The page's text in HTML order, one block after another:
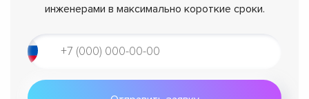
инженерами в максимально короткие сроки.